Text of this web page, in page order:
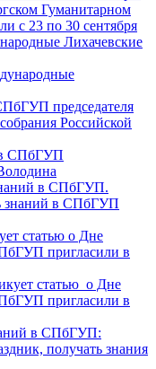
Гуманитарном
с 23 по 30 сентября
СПбГУП
в СПбГУП
статью о Дне
пригласили в